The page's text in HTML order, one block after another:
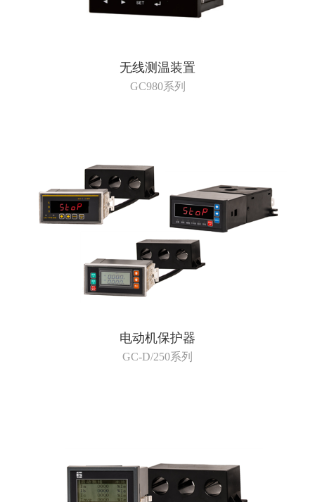
无线测温装置
GC980系列
电动机保护器
GC-D/250系列